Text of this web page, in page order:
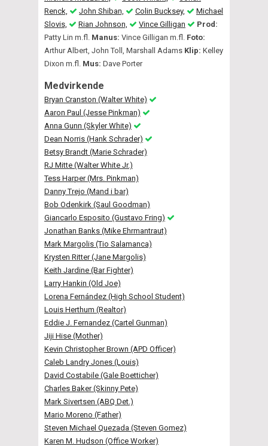
Renck,
John Shiban, Colin Bucksey,
Michael
Slovis,
Rian Johnson, Vince Gilligan
Prod:
Patty Lin m.fl. Manus: Vince Gilligan m.fl. Foto:
Arthur Albert, John Toll, Marshall Adams Klip: Kelley
Dixon m.fl. Mus: Dave Porter
Medvirkende
Bryan Cranston (Walter White)
Aaron Paul (Jesse Pinkman)
Anna Gunn (Skyler White)
Dean Norris (Hank Schrader)
Betsy Brandt (Marie Schrader)
RJ Mitte (Walter White Jr.)
Tess Harper (Mrs. Pinkman)
Danny Trejo (Mand i bar)
Bob Odenkirk (Saul Goodman)
Giancarlo Esposito (Gustavo Fring)
Jonathan Banks (Mike Ehrmantraut)
Mark Margolis (Tio Salamanca)
Krysten Ritter (Jane Margolis)
Keith Jardine (Bar Fighter)
Larry Hankin (Old Joe)
Lorena Fernández (High School Student)
Louis Herthum (Realtor)
Eddie J. Fernandez (Cartel Gunman)
Jiji Hise (Mother)
Kevin Christopher Brown (APD Officer)
Caleb Landry Jones (Louis)
David Costabile (Gale Boetticher)
Charles Baker (Skinny Pete)
Mark Sivertsen (ABQ Det.)
Mario Moreno (Father)
Steven Michael Quezada (Steven Gomez)
Karen M. Hudson (Office Worker)